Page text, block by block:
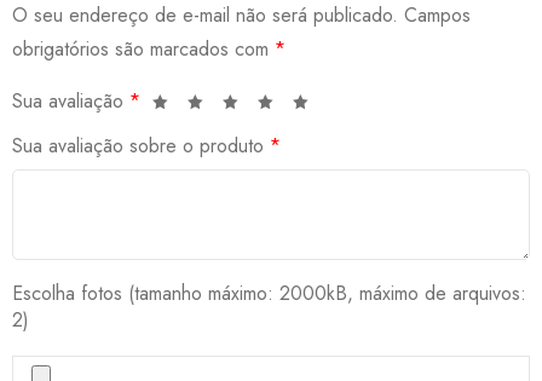
O seu endereço de e-mail não será publicado. Campos
obrigatórios são marcados com *
Sua avaliação *
Sua avaliação sobre o produto *
Escolha fotos (tamanho máximo: 2000kB, máximo de arquivos:
2)